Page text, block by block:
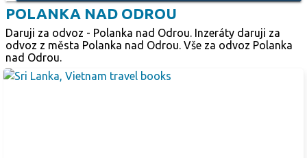
POLANKA NAD ODROU
Daruji za odvoz - Polanka nad Odrou. Inzeráty daruji za
odvoz z města Polanka nad Odrou. Vše za odvoz Polanka
nad Odrou.